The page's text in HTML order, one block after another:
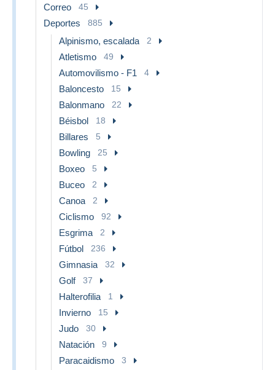
Correo 45
Deportes 885
Alpinismo, escalada 2
Atletismo 49
Automovilismo - F1 4
Baloncesto 15
Balonmano 22
Béisbol 18
Billares 5
Bowling 25
Boxeo 5
Buceo 2
Canoa 2
Ciclismo 92
Esgrima 2
Fútbol 236
Gimnasia 32
Golf 37
Halterofilia 1
Invierno 15
Judo 30
Natación 9
Paracaidismo 3